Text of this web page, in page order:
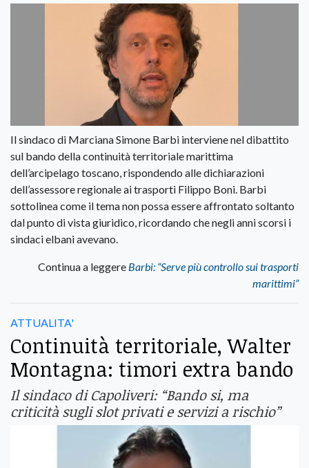
Il sindaco di Marciana Simone Barbi interviene nel dibattito
sul bando della continuità territoriale marittima
dell’arcipelago toscano, rispondendo alle dichiarazioni
dell’assessore regionale ai trasporti Filippo Boni. Barbi
sottolinea come il tema non possa essere affrontato soltanto
dal punto di vista giuridico, ricordando che negli anni scorsi i
sindaci elbani avevano.
Continua a leggere Barbi: “Serve più controllo sui trasporti
marittimi”
ATTUALITA'
Continuità territoriale, Walter
Montagna: timori extra bando
Il sindaco di Capoliveri: “Bando si, ma
criticità sugli slot privati e servizi a rischio”